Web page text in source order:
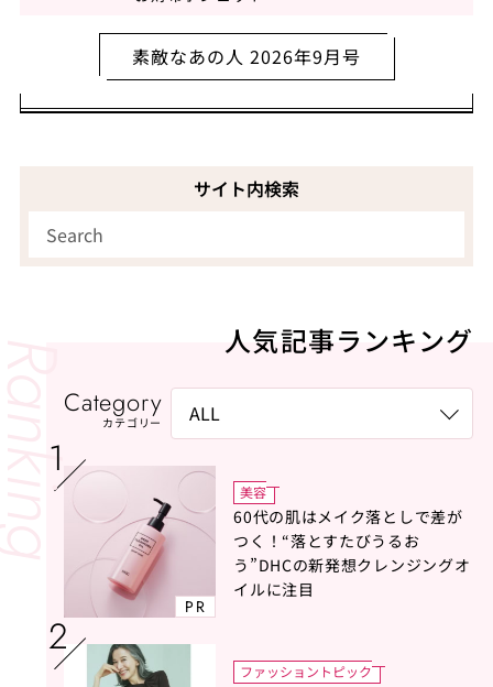
素敵なあの人 2026年9月号
サイト内検索
人気記事ランキング
Category
カテゴリー
PR
美容
60代の肌はメイク落としで差が
つく！“落とすたびうるお
う”DHCの新発想クレンジングオ
イルに注目
ファッショントピック